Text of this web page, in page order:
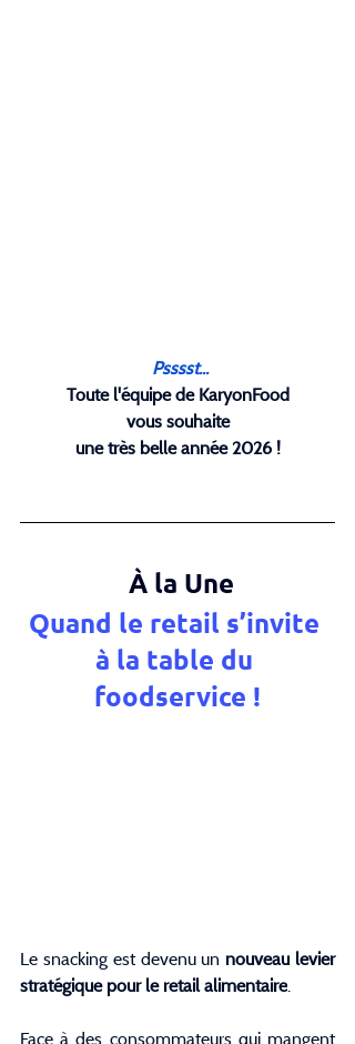
Psssst...
Toute l'équipe de KaryonFood
vous souhaite
une très belle année 2026 !
À la Une
Quand le retail s’invite
à la table du
foodservice !
Le snacking est devenu un nouveau levier
stratégique pour le retail alimentaire.
Face à des consommateurs qui mangent